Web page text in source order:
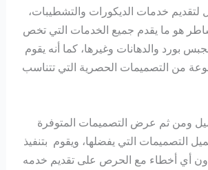
لتقديم خدمات الديكورات والتشطيبات،
هو ما يقدم جميع الخدمات التي تخص
بورد والدهانات وغيرها، كما أنه يقوم
من التصميمات الحصرية التي تتناسب
ومن ثم عرض التصميمات المتوفرة
التصميمات التي يفضلها، ويقوم بتنفيذ
أي أخطاء مع الحرص على تقديم خدمه